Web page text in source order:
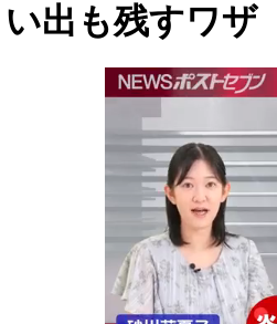
い出も残すワザ